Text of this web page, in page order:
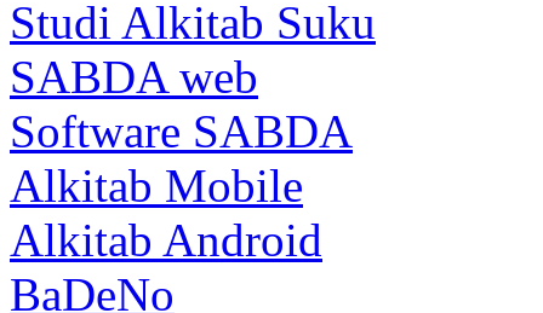
Studi Alkitab Suku
SABDA web
Software SABDA
Alkitab Mobile
Alkitab Android
BaDeNo